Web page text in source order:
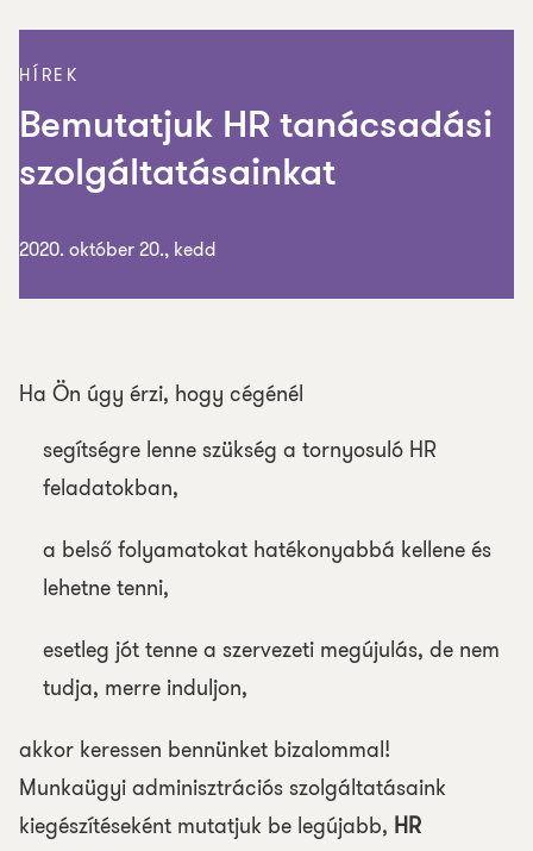
HÍREK
Bemutatjuk HR tanácsadási
szolgáltatásainkat
2020. október 20., kedd
Ha Ön úgy érzi, hogy cégénél
segítségre lenne szükség a tornyosuló HR
feladatokban,
a belső folyamatokat hatékonyabbá kellene és
lehetne tenni,
esetleg jót tenne a szervezeti megújulás, de nem
tudja, merre induljon,
akkor keressen bennünket bizalommal!
Munkaügyi adminisztrációs szolgáltatásaink
kiegészítéseként mutatjuk be legújabb, HR